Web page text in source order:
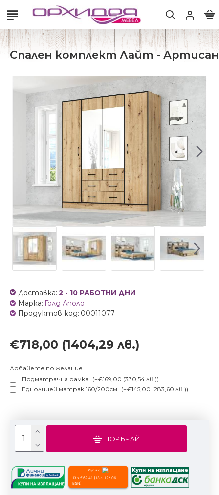
Спален комплект Лайт - Артисан
€718,00 (1404,29 лв.)
Доставка: 2 - 10 РАБОТНИ ДНИ
Марка: Голд Аполо
Продуктов код: 00011077
Добавете по желание
Подматрачна рамка
(+€169,00 (330,54 лв.))
Еднолицев матрак 160/200см
(+€145,00 (283,60 лв.))
ПОРЪЧАЙ
Купи с
13 x €62.41 (13 x 122.06
BGN)